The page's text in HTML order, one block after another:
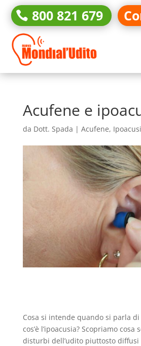
800 821 679
Acufene e
da Dott. Spada | Acufene,
Cosa si intende quando si parla di
cos’è l’ipoacusia? Scopriamo cosa
disturbi dell’udito piuttosto diffusi